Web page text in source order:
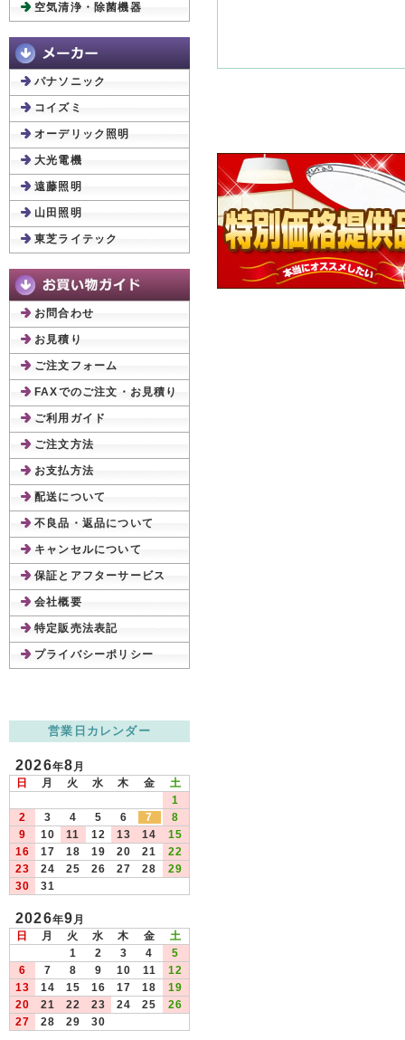
空気清浄・除菌機器
パナソニック
コイズミ
オーデリック照明
大光電機
遠藤照明
山田照明
東芝ライテック
お問合わせ
お見積り
ご注文フォーム
FAXでのご注文・お見積り
ご利用ガイド
ご注文方法
お支払方法
配送について
不良品・返品について
キャンセルについて
保証とアフターサービス
会社概要
特定販売法表記
プライバシーポリシー
営業日カレンダー
2026年8月
日
月 火 水 木 金
土
1
2
3 4 5 6 7
8
9
10 11 12 13 14
15
16
17 18 19 20 21
22
23
24 25 26 27 28
29
30
31
2026年9月
日
月 火 水 木 金
土
1
2 3 4
5
6
7 8 9 10 11
12
13
14 15 16 17 18
19
20
21 22 23 24 25
26
27
28 29
30